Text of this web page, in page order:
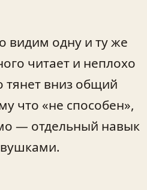
видим одну и ту же
читает и неплохо
тянет вниз общий
что «не способен»,
— отдельный навык